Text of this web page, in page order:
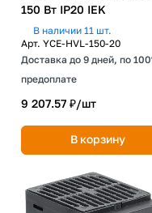
150 Вт IP20 IEK
В наличии 11 шт.
Арт. YCE-HVL-150-20
Доставка до 9 дней, по
предоплате
9 207.57 ₽/шт
В корзину